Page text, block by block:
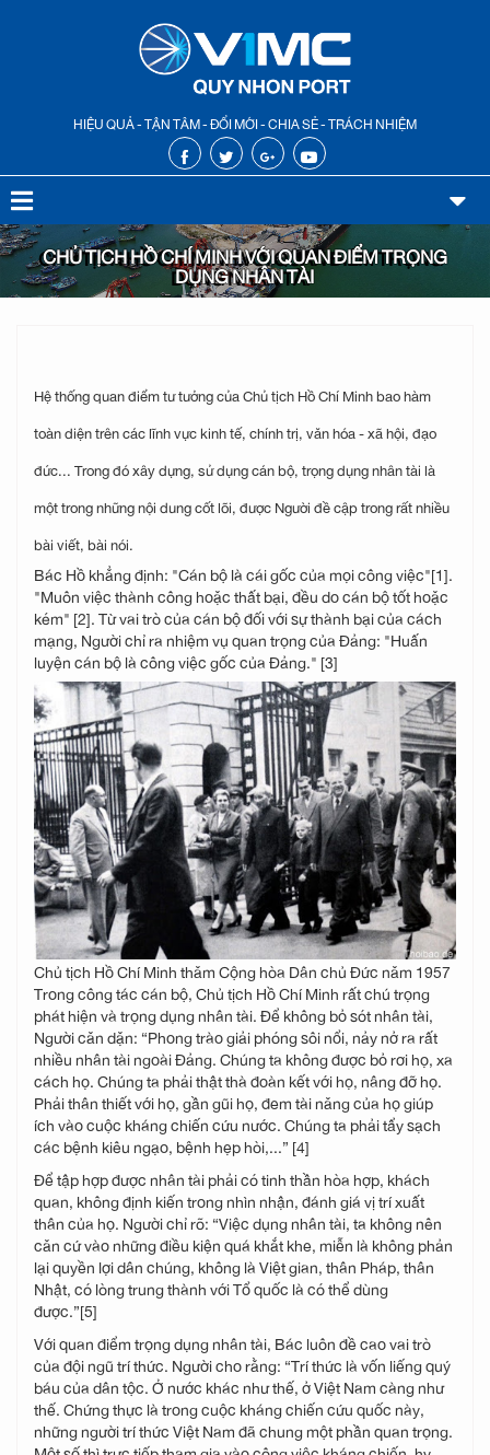
HIỆU QUẢ - TẬN TÂM - ĐỔI MỚI - CHIA SẺ - TRÁCH NHIỆM
CHỦ TỊCH HỒ CHÍ MINH VỚI QUAN ĐIỂM TRỌNG
DỤNG NHÂN TÀI
Hệ thống quan điểm tư tưởng của Chủ tịch Hồ Chí Minh bao hàm
toàn diện trên các lĩnh vực kinh tế, chính trị, văn hóa - xã hội, đạo
đức... Trong đó xây dựng, sử dụng cán bộ, trọng dụng nhân tài là
một trong những nội dung cốt lõi, được Người đề cập trong rất nhiều
bài viết, bài nói.
Bác Hồ khẳng định: "Cán bộ là cái gốc của mọi công việc"[1].
"Muôn việc thành công hoặc thất bại, đều do cán bộ tốt hoặc
kém" [2]. Từ vai trò của cán bộ đối với sự thành bại của cách
mạng, Người chỉ ra nhiệm vụ quan trọng của Đảng: "Huấn
luyện cán bộ là công việc gốc của Ðảng." [3]
Chủ tịch Hồ Chí Minh thăm Cộng hòa Dân chủ Đức năm 1957
Trong công tác cán bộ, Chủ tịch Hồ Chí Minh rất chú trọng
phát hiện và trọng dụng nhân tài. Để không bỏ sót nhân tài,
Người căn dặn: “Phong trào giải phóng sôi nổi, nảy nở ra rất
nhiều nhân tài ngoài Đảng. Chúng ta không được bỏ rơi họ, xa
cách họ. Chúng ta phải thật thà đoàn kết với họ, nâng đỡ họ.
Phải thân thiết với họ, gần gũi họ, đem tài năng của họ giúp
ích vào cuộc kháng chiến cứu nước. Chúng ta phải tẩy sạch
các bệnh kiêu ngạo, bệnh hẹp hòi,...” [4]
Để tập hợp được nhân tài phải có tinh thần hòa hợp, khách
quan, không định kiến trong nhìn nhận, đánh giá vị trí xuất
thân của họ. Người chỉ rõ: “Việc dụng nhân tài, ta không nên
căn cứ vào những điều kiện quá khắt khe, miễn là không phản
lại quyền lợi dân chúng, không là Việt gian, thân Pháp, thân
Nhật, có lòng trung thành với Tổ quốc là có thể dùng
được.”[5]
Với quan điểm trọng dụng nhân tài, Bác luôn đề cao vai trò
của đội ngũ trí thức. Người cho rằng: “Trí thức là vốn liếng quý
báu của dân tộc. Ở nước khác như thế, ở Việt Nam càng như
thế. Chứng thực là trong cuộc kháng chiến cứu quốc này,
những người trí thức Việt Nam đã chung một phần quan trọng.